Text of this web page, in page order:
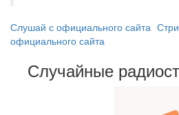
Слушай с официального сайта
официального сайта
Случайные